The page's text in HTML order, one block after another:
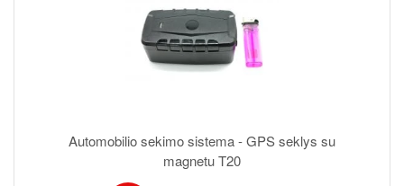
Automobilio sekimo sistema - GPS seklys su
magnetu T20